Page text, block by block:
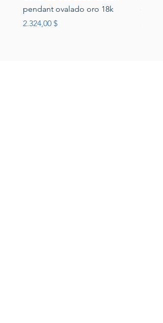
pendant ovalado oro 18k
Preis
2.324,00 $